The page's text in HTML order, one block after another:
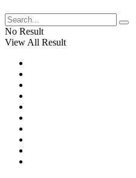
No Result
View All Result